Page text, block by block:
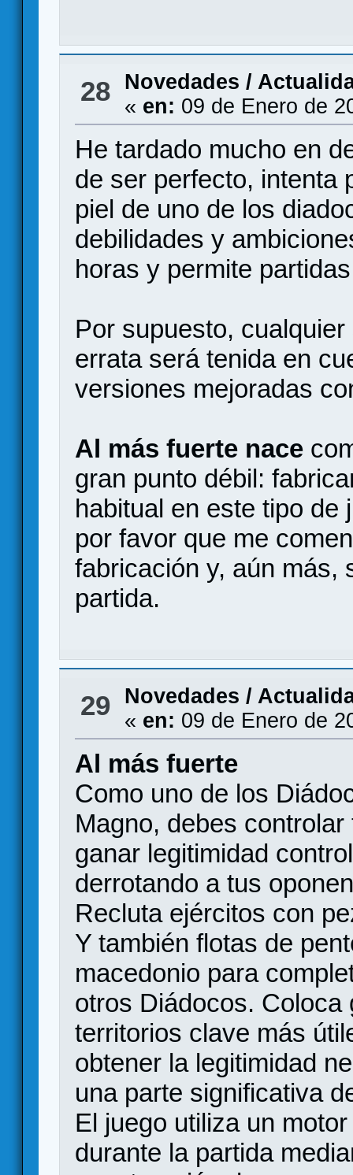
28
Novedades /
« en: 09 de Enero de
He tardado mucho en
de ser perfecto, intenta
piel de uno de los
debilidades y
horas y permite
Por supuesto,
errata será tenida en
versiones mejoradas
Al más fuerte nace
gran punto débil:
habitual en este tipo de
por favor que me
fabricación y, aún más,
partida.
29
Novedades /
« en: 09 de Enero de
Al más fuerte
Como uno de los
Magno, debes
ganar legitimidad
derrotando a tus
Recluta ejércitos con
Y también flotas de
macedonio para
otros Diádocos.
territorios clave más
obtener la legitimidad
una parte significativa
El juego utiliza un
durante la partida